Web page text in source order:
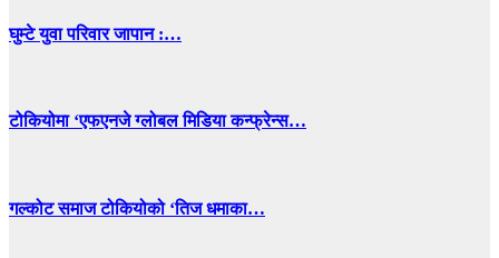
घुम्टे युवा परिवार जापान :…
टोकियोमा ‘एफएनजे ग्लोबल मिडिया कन्फ्रेन्स…
गल्कोट समाज टोकियोको ‘तिज धमाका…